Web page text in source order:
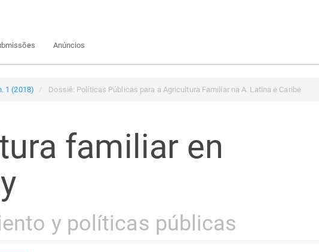
Anúncios
1 (2018) Dossiê: Políticas Públicas para a Agricultura Familiar na A. Latina e Caribe
familiar en
y políticas públicas